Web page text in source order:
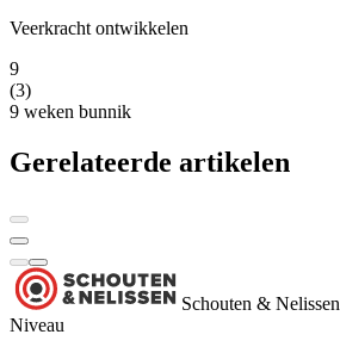
Veerkracht ontwikkelen
9
(3)
9 weken bunnik
Gerelateerde artikelen
Schouten & Nelissen
Niveau